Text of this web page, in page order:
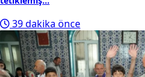
39 dakika önce